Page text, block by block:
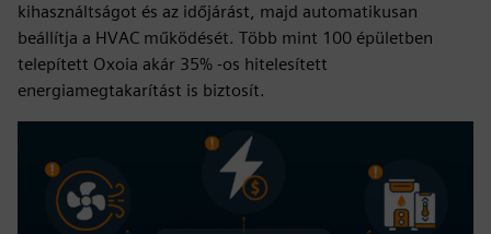
kihasználtságot és az időjárást, majd automatikusan
beállítja a HVAC működését. Több mint 100 épületben
telepített Oxoia akár 35% -os hitelesített
energiamegtakarítást is biztosít.